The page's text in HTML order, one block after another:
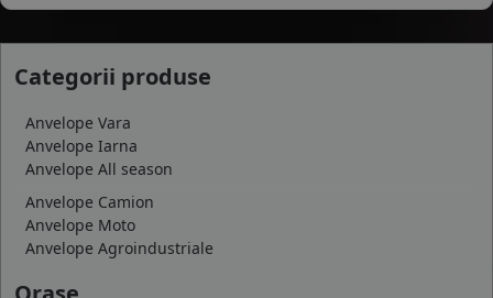
Categorii produse
Anvelope Vara
Anvelope Iarna
Anvelope All season
Anvelope Camion
Anvelope Moto
Anvelope Agroindustriale